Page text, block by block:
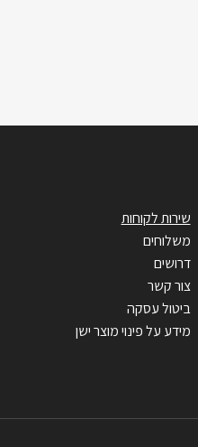
שירות לקוחות
משלוחים
דרושים
צור קשר
ביטול עסקה
מידע על פינוי מוצר ישן